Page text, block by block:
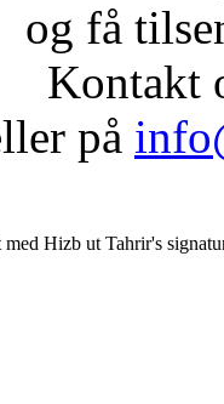
og få
Kontakt
på
Hizb ut Tahrir's